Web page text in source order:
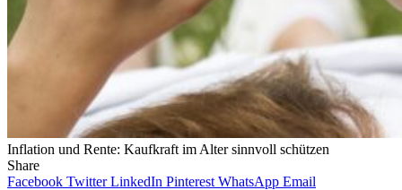
Inflation und Rente: Kaufkraft im Alter sinnvoll schützen
Share
Facebook Twitter LinkedIn Pinterest WhatsApp Email